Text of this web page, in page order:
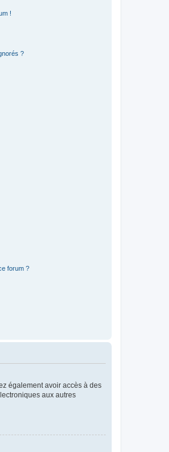
!
?
forum ?
également avoir accès à des
aux autres